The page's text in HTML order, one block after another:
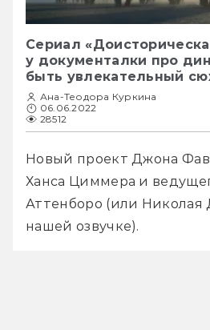
Сериал
у документалки про
быть увлекательный
Ана-Теодора Куркина
06.06.2022
28512
Новый проект Джона
Ханса Циммера и
Аттенборо (или Николая
нашей озвучке).